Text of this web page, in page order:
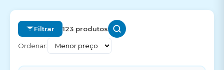
Filtrar 123 produtos
Ordenar: